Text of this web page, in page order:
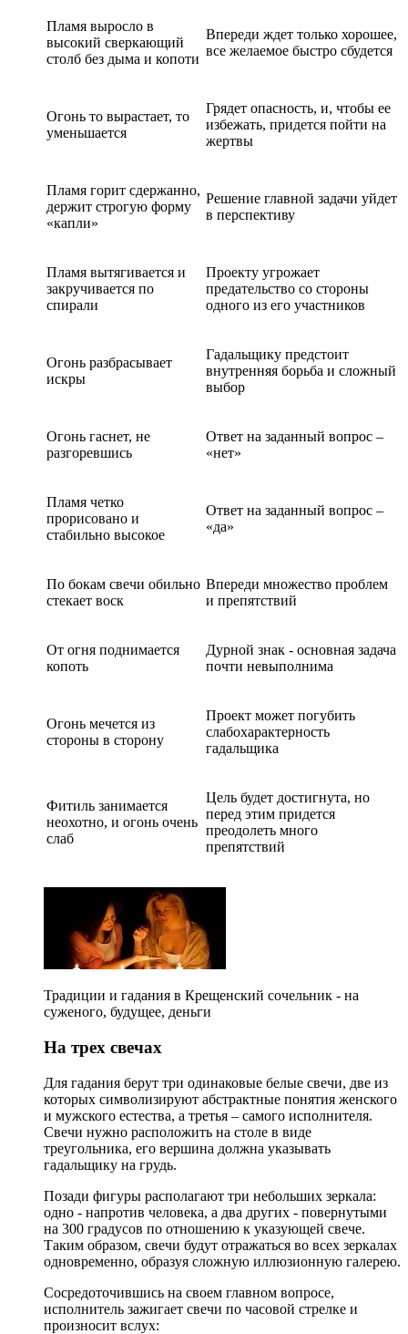
Пламя выросло в
высокий сверкающий
столб без дыма и копоти
Впереди ждет только хорошее,
все желаемое быстро сбудется
Огонь то вырастает, то
уменьшается
Грядет опасность, и, чтобы ее
избежать, придется пойти на
жертвы
Пламя горит сдержанно,
держит строгую форму
«капли»
Решение главной задачи уйдет
в перспективу
Пламя вытягивается и
закручивается по
спирали
Проекту угрожает
предательство со стороны
одного из его участников
Огонь разбрасывает
искры
Гадальщику предстоит
внутренняя борьба и сложный
выбор
Огонь гаснет, не
разгоревшись
Ответ на заданный вопрос –
«нет»
Пламя четко
прорисовано и
стабильно высокое
Ответ на заданный вопрос –
«да»
По бокам свечи обильно
стекает воск
Впереди множество проблем
и препятствий
От огня поднимается
копоть
Дурной знак - основная задача
почти невыполнима
Огонь мечется из
стороны в сторону
Проект может погубить
слабохарактерность
гадальщика
Фитиль занимается
неохотно, и огонь очень
слаб
Цель будет достигнута, но
перед этим придется
преодолеть много
препятствий
Традиции и гадания в Крещенский сочельник - на
суженого, будущее, деньги
На трех свечах
Для гадания берут три одинаковые белые свечи, две из
которых символизируют абстрактные понятия женского
и мужского естества, а третья – самого исполнителя.
Свечи нужно расположить на столе в виде
треугольника, его вершина должна указывать
гадальщику на грудь.
Позади фигуры располагают три небольших зеркала:
одно - напротив человека, а два других - повернутыми
на 300 градусов по отношению к указующей свече.
Таким образом, свечи будут отражаться во всех зеркалах
одновременно, образуя сложную иллюзионную галерею.
Сосредоточившись на своем главном вопросе,
исполнитель зажигает свечи по часовой стрелке и
произносит вслух: